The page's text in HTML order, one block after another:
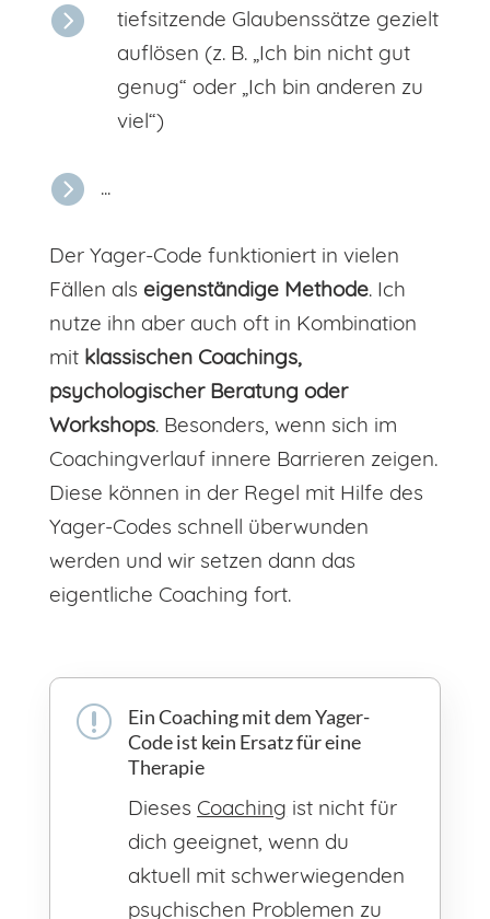

tiefsitzende Glaubenssätze gezielt
auflösen (z. B. „Ich bin nicht gut
genug“ oder „Ich bin anderen zu
viel“)
 ...
Der Yager-Code funktioniert in vielen
Fällen als eigenständige Methode. Ich
nutze ihn aber auch oft in Kombination
mitklassischen Coachings,
psychologischer Beratung oder
Workshops. Besonders, wenn sich im
Coachingverlauf innere Barrieren zeigen.
Diese können in der Regel mit Hilfe des
Yager-Codes schnell überwunden
werden und wir setzen dann das
eigentliche Coaching fort.
r
Ein Coaching mit dem Yager-
Code ist kein Ersatz für eine
Therapie
Dieses Coaching ist nicht für
dich geeignet, wenn du
aktuell mit schwerwiegenden
psychischen Problemen zu